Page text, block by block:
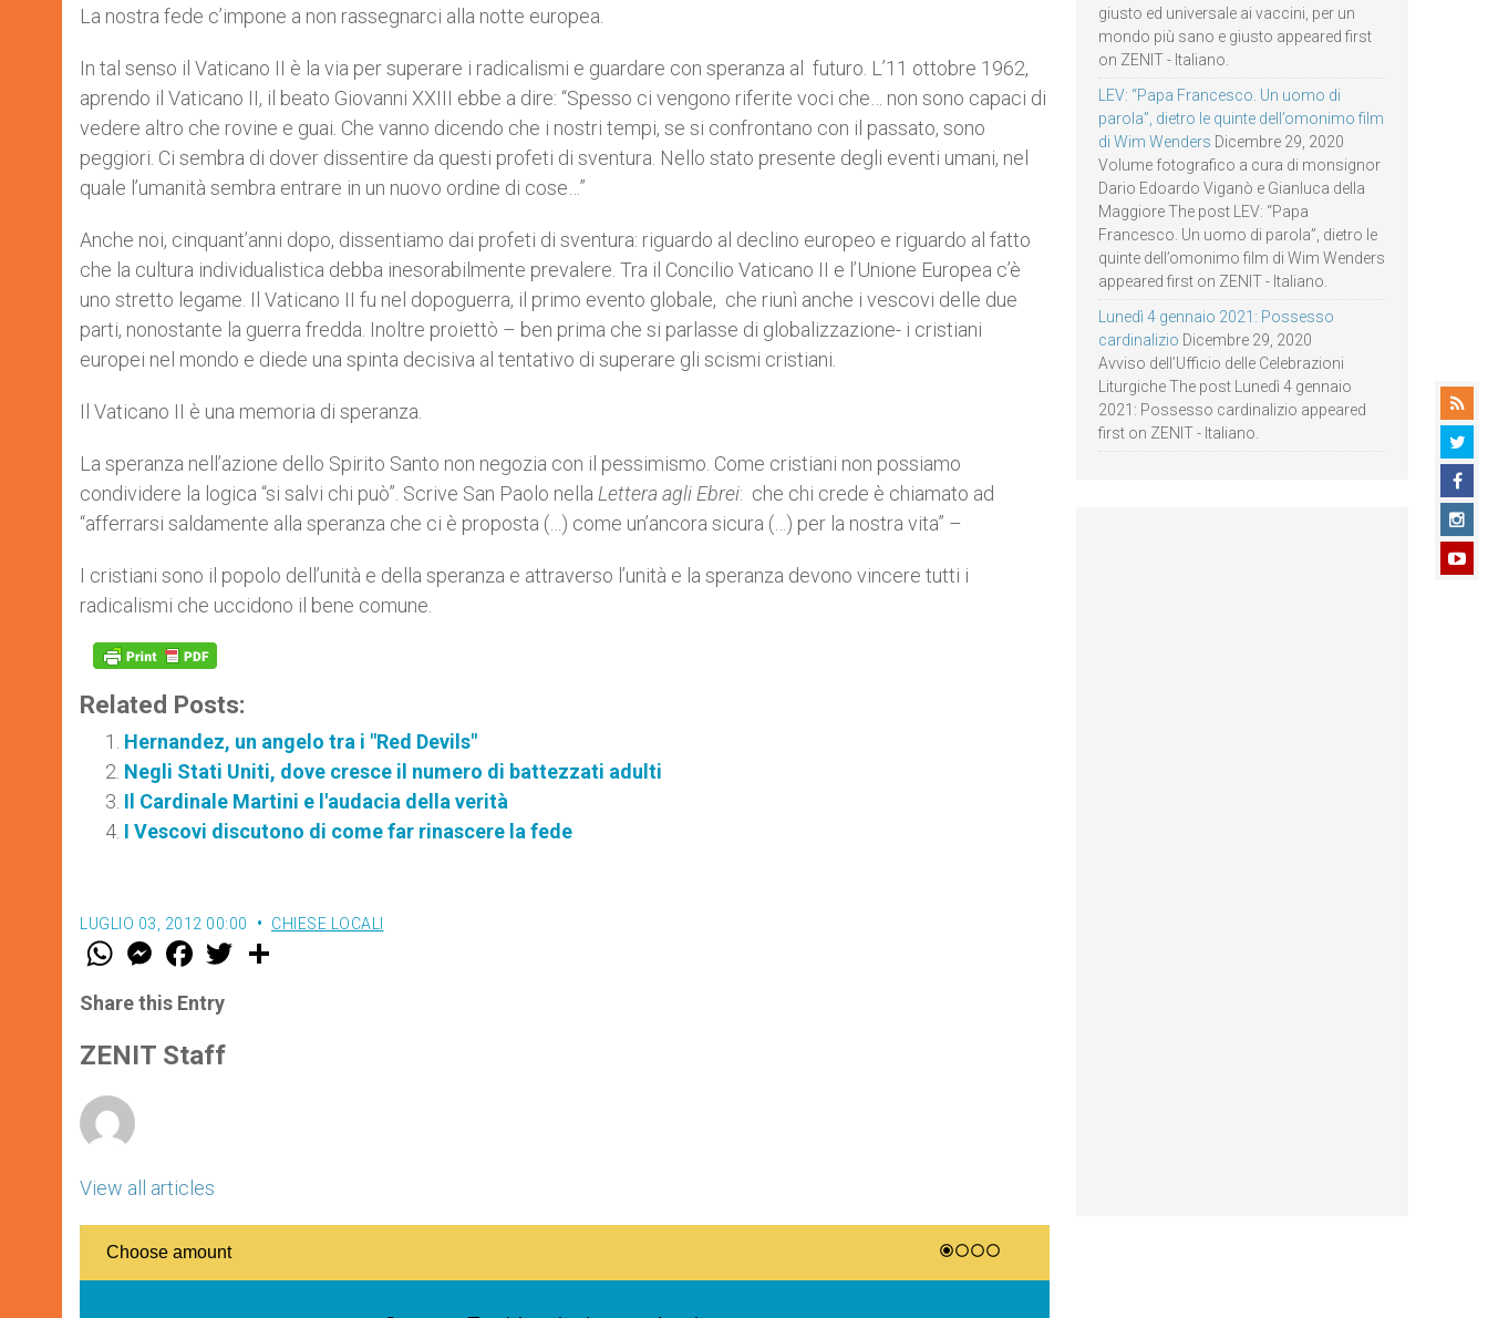
La nostra fede c’impone a non rassegnarci alla notte europea.
In tal senso il Vaticano II è la via per superare i radicalismi e guardare con speranza al futuro. L’11 ottobre 1962,
aprendo il Vaticano II, il beato Giovanni XXIII ebbe a dire: “Spesso ci vengono riferite voci che… non sono capaci di
vedere altro che rovine e guai. Che vanno dicendo che i nostri tempi, se si confrontano con il passato, sono
peggiori. Ci sembra di dover dissentire da questi profeti di sventura. Nello stato presente degli eventi umani, nel
quale l’umanità sembra entrare in un nuovo ordine di cose…”
Anche noi, cinquant’anni dopo, dissentiamo dai profeti di sventura: riguardo al declino europeo e riguardo al fatto
che la cultura individualistica debba inesorabilmente prevalere. Tra il Concilio Vaticano II e l’Unione Europea c’è
uno stretto legame. Il Vaticano II fu nel dopoguerra, il primo evento globale, che riunì anche i vescovi delle due
parti, nonostante la guerra fredda. Inoltre proiettò – ben prima che si parlasse di globalizzazione- i cristiani
europei nel mondo e diede una spinta decisiva al tentativo di superare gli scismi cristiani.
Il Vaticano II è una memoria di speranza.
La speranza nell’azione dello Spirito Santo non negozia con il pessimismo. Come cristiani non possiamo
condividere la logica “si salvi chi può”. Scrive San Paolo nella Lettera agli Ebrei: che chi crede è chiamato ad
“afferrarsi saldamente alla speranza che ci è proposta (…) come un’ancora sicura (…) per la nostra vita” –
I cristiani sono il popolo dell’unità e della speranza e attraverso l’unità e la speranza devono vincere tutti i
radicalismi che uccidono il bene comune.
Related Posts:
Hernandez, un angelo tra i "Red Devils"
Negli Stati Uniti, dove cresce il numero di battezzati adulti
Il Cardinale Martini e l'audacia della verità
I Vescovi discutono di come far rinascere la fede
LUGLIO 03, 2012 00:00 CHIESE LOCALI
W
t
s
p
p
M
e
s
e
g
e
F
a
e
b
o
k
w
Share this Entry
ZENIT Staff
View all articles
giusto ed universale ai vaccini, per un
mondo più sano e giusto appeared first
on ZENIT - Italiano.
LEV: “Papa Francesco. Un uomo di
parola”, dietro le quinte dell’omonimo film
di Wim Wenders Dicembre 29, 2020
Volume fotografico a cura di monsignor
Dario Edoardo Viganò e Gianluca della
Maggiore The post LEV: “Papa
Francesco. Un uomo di parola”, dietro le
quinte dell’omonimo film di Wim Wenders
appeared first on ZENIT - Italiano.
Lunedì 4 gennaio 2021: Possesso
cardinalizio Dicembre 29, 2020
Avviso dell’Ufficio delle Celebrazioni
Liturgiche The post Lunedì 4 gennaio
2021: Possesso cardinalizio appeared
first on ZENIT - Italiano.